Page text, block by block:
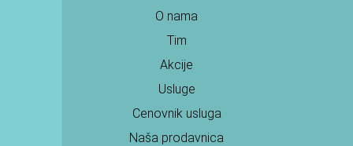
O nama
Tim
Akcije
Usluge
Cenovnik usluga
Naša prodavnica